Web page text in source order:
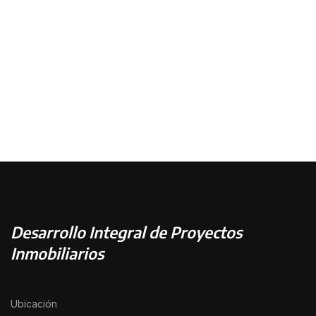
Desarrollo Integral de Proyectos
Inmobiliarios
Ubicación